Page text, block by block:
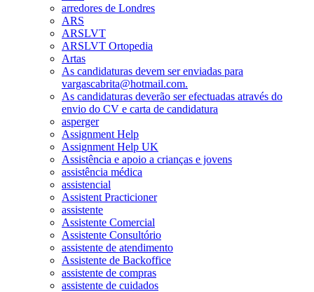
arredores de Londres
ARS
ARSLVT
ARSLVT Ortopedia
Artas
As candidaturas devem ser enviadas para
vargascabrita@hotmail.com.
As candidaturas deverão ser efectuadas através do
envio do CV e carta de candidatura
asperger
Assignment Help
Assignment Help UK
Assistência e apoio a crianças e jovens
assistência médica
assistencial
Assistent Practicioner
assistente
Assistente Comercial
Assistente Consultório
assistente de atendimento
Assistente de Backoffice
assistente de compras
assistente de cuidados